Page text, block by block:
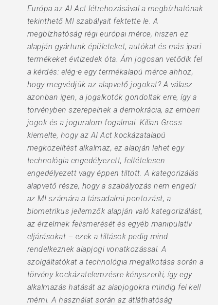
Európa az AI Act létrehozásával a megbízhatónak
tekinthető MI szabályait fektette le. A
megbízhatóság régi európai mérce, hiszen ez
alapján gyártunk épületeket, autókat és más ipari
termékeket évtizedek óta. Ám jogosan vetődik fel
a kérdés: elég-e egy termékalapú mérce ahhoz,
hogy megvédjük az alapvető jogokat? A válasz
azonban igen, a jogalkotók gondoltak erre, így a
törvényben szerepelnek a demokrácia, az emberi
jogok és a joguralom fogalmai. Kilian Gross
kiemelte, hogy az AI Act kockázatalapú
megközelítést alkalmaz, ez alapján lehet egy
technológia engedélyezett, feltételesen
engedélyezett vagy éppen tiltott. A kategorizálás
alapvető része, hogy a szabályozás nem engedi
az MI számára a társadalmi pontozást, a
biometrikus jellemzők alapján való kategorizálást,
az érzelmek felismerését és egyéb manipulatív
eljárásokat – ezek a tiltások pedig mind
rendelkeznek alapjogi vonatkozással. A
szolgáltatókat a technológia megalkotása során a
törvény kockázatelemzésre kényszeríti, így egy
alkalmazás hatását az alapjogokra mindig fel kell
mérni. A használat során az átláthatóság